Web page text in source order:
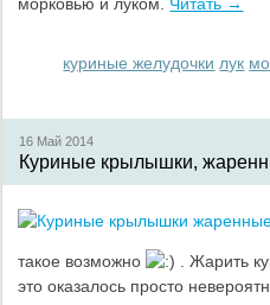
куриные желудочки лук
16 Май2014
Куриные крылышки,
такое возможно
. Жарить
это оказалось просто